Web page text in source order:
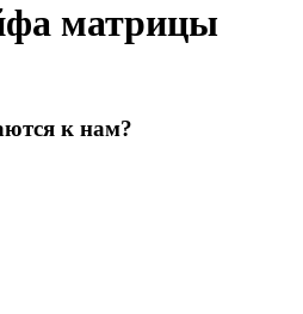
матрицы
к нам?